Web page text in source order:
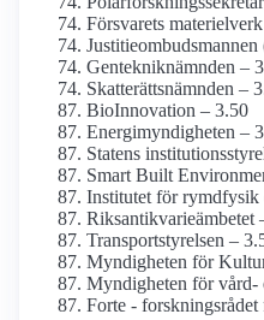
Försvarets
Genteknik­nämnden –
Skatterätts­nämnden –
BioInnovation – 3.50
Energi­myndigheten –
Statens
Smart Built
Institutet för
Riksantikvarieämbetet
Transport­styrelsen –
Myndigheten för
Myndigheten för vård-
Forte -